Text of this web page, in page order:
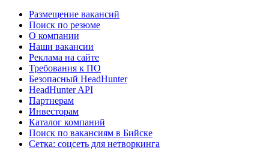
Размещение вакансий
Поиск по резюме
О компании
Наши вакансии
Реклама на сайте
Требования к ПО
Безопасный HeadHunter
HeadHunter API
Партнерам
Инвесторам
Каталог компаний
Поиск по вакансиям в Бийске
Сетка: соцсеть для нетворкинга